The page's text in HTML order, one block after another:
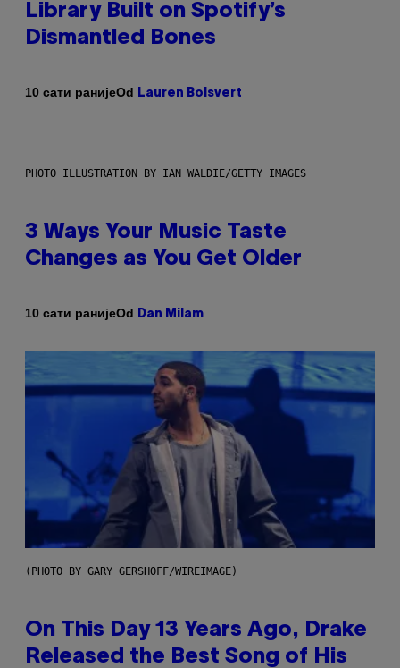
Library Built on Spotify’s
Dismantled Bones
10 сати ранијеOd Lauren Boisvert
PHOTO ILLUSTRATION BY IAN WALDIE/GETTY IMAGES
3 Ways Your Music Taste
Changes as You Get Older
10 сати ранијеOd Dan Milam
(PHOTO BY GARY GERSHOFF/WIREIMAGE)
On This Day 13 Years Ago, Drake
Released the Best Song of His